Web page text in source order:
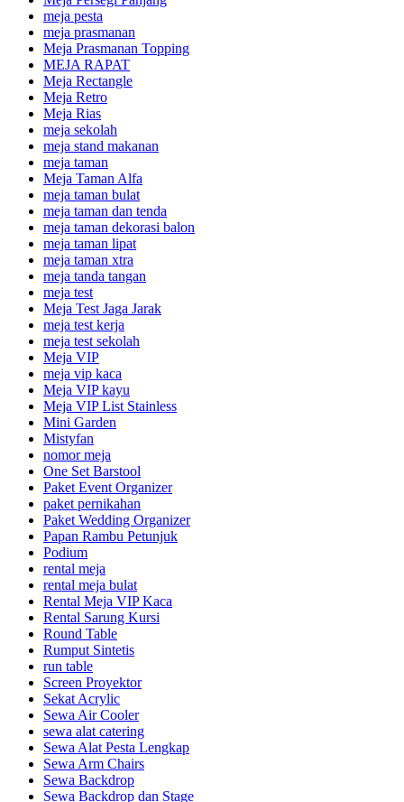
meja pesta
meja prasmanan
Meja Prasmanan Topping
MEJA RAPAT
Meja Rectangle
Meja Retro
Meja Rias
meja sekolah
meja stand makanan
meja taman
Meja Taman Alfa
meja taman bulat
meja taman dan tenda
meja taman dekorasi balon
meja taman lipat
meja taman xtra
meja tanda tangan
meja test
Meja Test Jaga Jarak
meja test kerja
meja test sekolah
Meja VIP
meja vip kaca
Meja VIP kayu
Meja VIP List Stainless
Mini Garden
Mistyfan
nomor meja
One Set Barstool
Paket Event Organizer
paket pernikahan
Paket Wedding Organizer
Papan Rambu Petunjuk
Podium
rental meja
rental meja bulat
Rental Meja VIP Kaca
Rental Sarung Kursi
Round Table
Rumput Sintetis
run table
Screen Proyektor
Sekat Acrylic
Sewa Air Cooler
sewa alat catering
Sewa Alat Pesta Lengkap
Sewa Arm Chairs
Sewa Backdrop
Sewa Backdrop dan Stage